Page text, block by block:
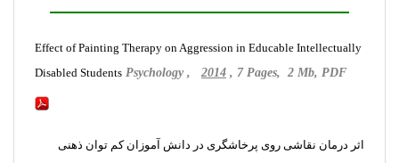
Effect of Painting Therapy on Aggression in Educable Intellectually
Disabled Students Psychology , 2014 , 7 Pages, 2 Mb, PDF
اثر درمان نقاشی روی پرخاشگری در دانش آموزان کم توان ذهنی